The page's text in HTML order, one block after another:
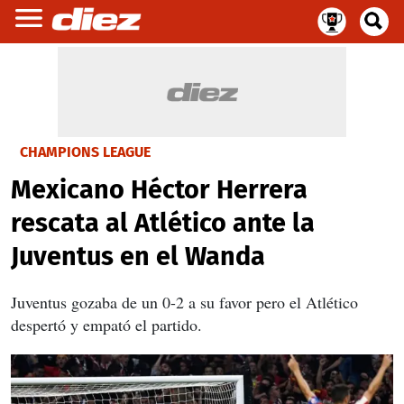
CHAMPIONS LEAGUE
Mexicano Héctor Herrera
rescata al Atlético ante la
Juventus en el Wanda
Juventus gozaba de un 0-2 a su favor pero el Atlético
despertó y empató el partido.